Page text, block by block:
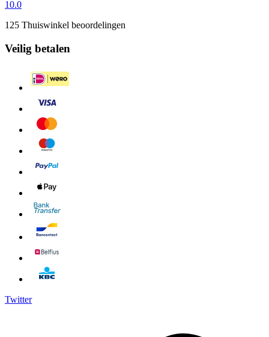
10.0
125 Thuiswinkel beoordelingen
Veilig betalen
Twitter